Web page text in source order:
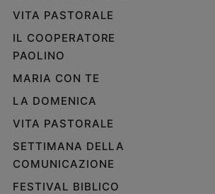
Musica
Famiglia
educazione
Genitori
e
Scuola
VITA PASTORALE
IL COOPERATORE
PAOLINO
MARIA CON TE
LA DOMENICA
VITA PASTORALE
SETTIMANA DELLA
COMUNICAZIONE
FESTIVAL BIBLICO